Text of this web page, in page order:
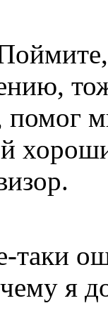
помог
таки
я